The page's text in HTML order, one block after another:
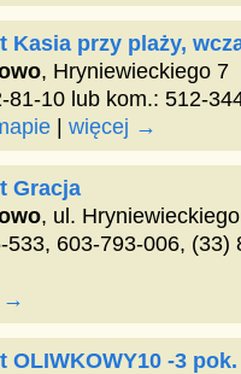
Kasia przy plaży,
, Hryniewieckiego 7
81-10 lub kom.: 512-
| więcej →
Gracja
, ul.
533, 603-793-006, (33)
→
OLIWKOWY10 -3 pok.